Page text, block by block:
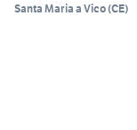
Santa Maria a Vico(CE)